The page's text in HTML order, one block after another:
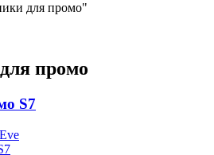
для промо"
промо
S7